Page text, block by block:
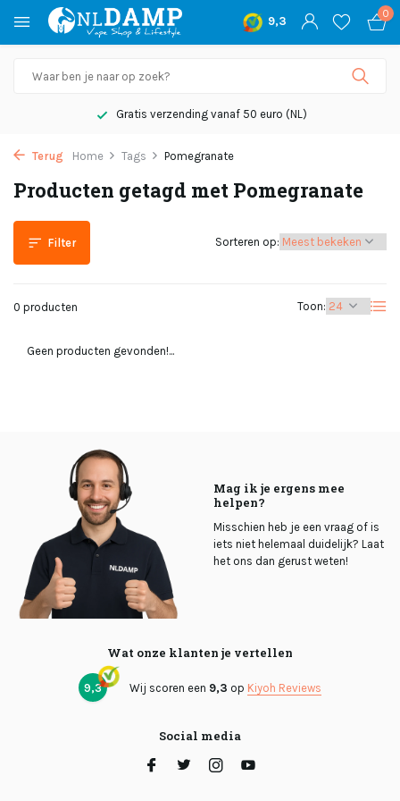
9,3
0
Gratis verzending vanaf 50 euro (NL)
Terug Home Tags Pomegranate
Producten getagd met Pomegranate
Filter
0 producten Toon:
Sorteren op:
Geen producten gevonden!...
Mag ik je ergens mee
helpen?
Misschien heb je een vraag of is
iets niet helemaal duidelijk? Laat
het ons dan gerust weten!
Wat onze klanten je vertellen
9,3 Wij scoren een 9,3 op Kiyoh Reviews
Social media